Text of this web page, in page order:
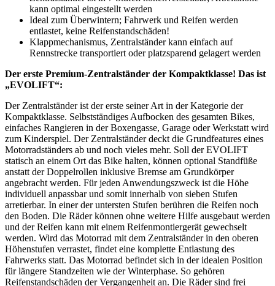
kann optimal eingestellt werden
Ideal zum Überwintern; Fahrwerk und Reifen werden
entlastet, keine Reifenstandschäden!
Klappmechanismus, Zentralständer kann einfach auf
Rennstrecke transportiert oder platzsparend gelagert werden
Der erste Premium-Zentralständer der Kompaktklasse! Das ist
„EVOLIFT“:
Der Zentralständer ist der erste seiner Art in der Kategorie der
Kompaktklasse. Selbstständiges Aufbocken des gesamten Bikes,
einfaches Rangieren in der Boxengasse, Garage oder Werkstatt wird
zum Kinderspiel. Der Zentralständer deckt die Grundfeatures eines
Motorradständers ab und noch vieles mehr. Soll der EVOLIFT
statisch an einem Ort das Bike halten, können optional Standfüße
anstatt der Doppelrollen inklusive Bremse am Grundkörper
angebracht werden. Für jeden Anwendungszweck ist die Höhe
individuell anpassbar und somit innerhalb von sieben Stufen
arretierbar. In einer der untersten Stufen berühren die Reifen noch
den Boden. Die Räder können ohne weitere Hilfe ausgebaut werden
und der Reifen kann mit einem Reifenmontiergerät gewechselt
werden. Wird das Motorrad mit dem Zentralständer in den oberen
Höhenstufen verrastet, findet eine komplette Entlastung des
Fahrwerks statt. Das Motorrad befindet sich in der idealen Position
für längere Standzeiten wie der Winterphase. So gehören
Reifenstandschäden der Vergangenheit an. Die Räder sind frei